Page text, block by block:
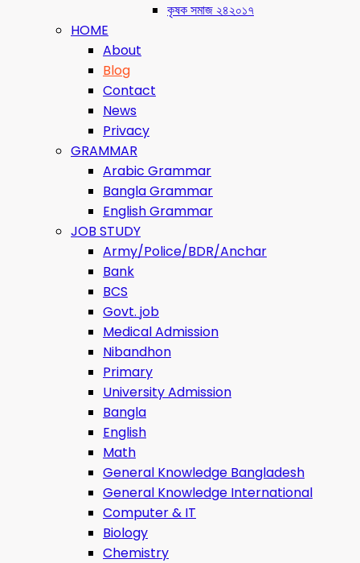
কৃষক সমাজ ২৪২০১৭
HOME
About
Blog
Contact
News
Privacy
GRAMMAR
Arabic Grammar
Bangla Grammar
English Grammar
JOB STUDY
Army/Police/BDR/Anchar
Bank
BCS
Govt. job
Medical Admission
Nibandhon
Primary
University Admission
Bangla
English
Math
General Knowledge Bangladesh
General Knowledge International
Computer & IT
Biology
Chemistry